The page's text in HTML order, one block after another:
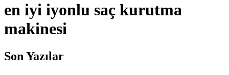
en iyi iyonlu saç kurutma
makinesi
Son Yazılar